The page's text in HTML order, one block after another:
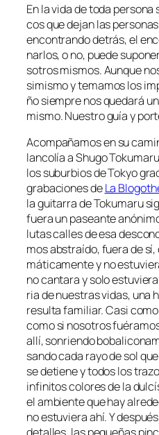
En la vi­da de to­da
cos que de­jan las
en­con­tran­do de­trás, el
nar­los, o no, pue­de
so­tros mis­mos. Aunque
si­mis­mo y te­ma­mos los
ño siem­pre nos que­da­rá
mis­mo. Nuestro guía y
Acompañamos en su
lan­co­lía a Shugo
los subur­bios de Tokyo
gra­ba­cio­nes deLa
la gui­ta­rra de Tokumaru
fue­ra un pa­sean­te
lu­tas ca­lles de esa
mos abs­traí­do, fue­ra de
má­ti­ca­men­te y no
no can­ta­ra y so­lo
ria de nues­tras vi­das, una
re­sul­ta fa­mi­liar. Casi
co­mo si no­so­tros
allí, son­rien­do
san­do ca­da ra­yo de sol
se de­tie­ne y to­dos los
in­fi­ni­tos co­lo­res de la
el am­bien­te que hay
no es­tu­vie­ra ahí. Y